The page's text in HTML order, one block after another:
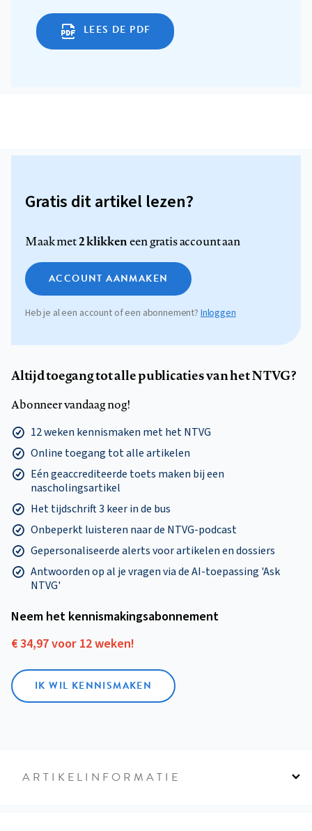
LEES DE PDF
Gratis dit artikel lezen?
Maak met2 klikkeneen gratis account aan
ACCOUNT AANMAKEN
Heb je al een account of een abonnement? Inloggen
Altijd toegang tot alle publicaties van het NTVG?
Abonneer vandaag nog!
12 weken kennismaken met het NTVG
Online toegang tot alle artikelen
Eén geaccrediteerde toets maken bij een
nascholingsartikel
Het tijdschrift 3 keer in de bus
Onbeperkt luisteren naar de NTVG-podcast
Gepersonaliseerde alerts voor artikelen en dossiers
Antwoorden op al je vragen via de AI-toepassing 'Ask
NTVG'
Neem het kennismakings­abonnement
€ 34,97 voor 12 weken!
IK WIL KENNISMAKEN
ARTIKELINFORMATIE